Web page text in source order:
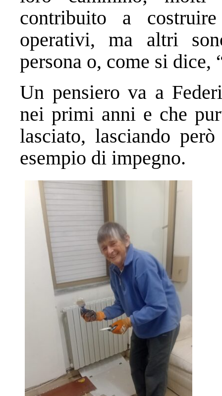
contribuito a
operativi, ma altri
persona o, come si dice,
Un pensiero va a
nei primi anni e che
lasciato, lasciando
esempio di impegno.